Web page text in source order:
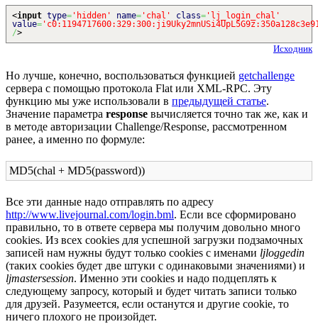
<input type= 'hidden' name= 'chal' class= 'lj_login_chal'
value=
/>
Исходник
Но лучше, конечно, воспользоваться функцией getchallenge
сервера с помощью протокола Flat или XML-RPC. Эту
функцию мы уже использовали в предыдущей статье.
Значение параметра response вычисляется точно так же, как и
в методе авторизации Challenge/Response, рассмотренном
ранее, а именно по формуле:
MD5(chal + MD5(password))
Все эти данные надо отправлять по адресу
http://www.livejournal.com/login.bml. Если все сформировано
правильно, то в ответе сервера мы получим довольно много
cookies. Из всех cookies для успешной загрузки подзамочных
записей нам нужны будут только cookies с именами ljloggedin
(таких cookies будет две штуки с одинаковыми значениями) и
ljmastersession. Именно эти cookies и надо подцеплять к
следующему запросу, который и будет читать записи только
для друзей. Разумеется, если останутся и другие cookie, то
ничего плохого не произойдет.